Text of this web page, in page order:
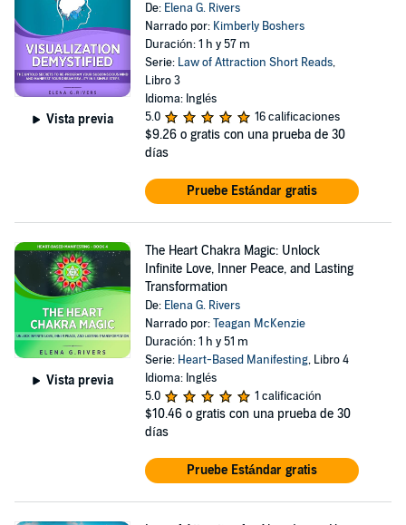
Vista previa
De: Elena G. Rivers
Narrado por: Kimberly Boshers
Duración: 1 h y 57 m
Serie: Law of Attraction Short Reads,
Libro 3
Idioma: Inglés
5.0
16 calificaciones
$9.26 o gratis con una prueba de 30
días
Pruebe Estándar gratis
Vista previa
The Heart Chakra Magic: Unlock
Infinite Love, Inner Peace, and Lasting
Transformation
De: Elena G. Rivers
Narrado por:Teagan McKenzie
Duración: 1 h y 51 m
Serie: Heart-Based Manifesting, Libro 4
Idioma: Inglés
5.0
1 calificación
$10.46 o gratis con una prueba de 30
días
Pruebe Estándar gratis